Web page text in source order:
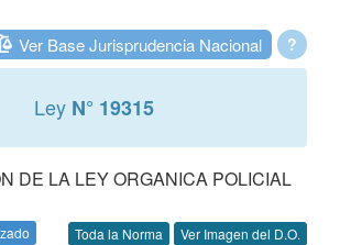
?
Ver Base Jurisprudencia Nacional
Ley N° 19315
DE LA LEY ORGANICA POLICIAL
Toda la Norma Ver Imagen del D.O.